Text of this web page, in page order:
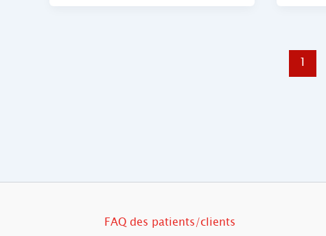
1
FAQ des patients/clients